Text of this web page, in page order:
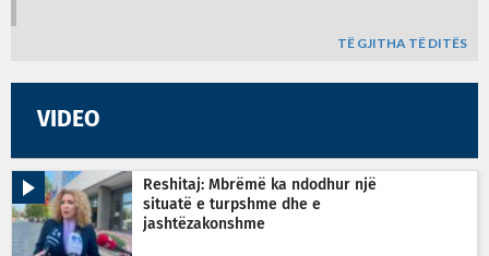
TË GJITHA TË DITËS
VIDEO
Reshitaj: Mbrëmë ka ndodhur një
situatë e turpshme dhe e
jashtëzakonshme